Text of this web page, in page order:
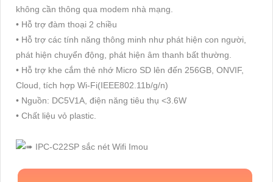
không cần thông qua modem nhà mạng.
• Hỗ trợ đàm thoại 2 chiều
• Hỗ trợ các tính năng thông minh như phát hiện con người,
phát hiện chuyển động, phát hiện âm thanh bất thường.
• Hỗ trợ khe cắm thẻ nhớ Micro SD lên đến 256GB, ONVIF,
Cloud, tích hợp Wi-Fi(IEEE802.11b/g/n)
• Nguồn: DC5V1A, điện năng tiêu thụ <3.6W
• Chất liệu vỏ plastic.